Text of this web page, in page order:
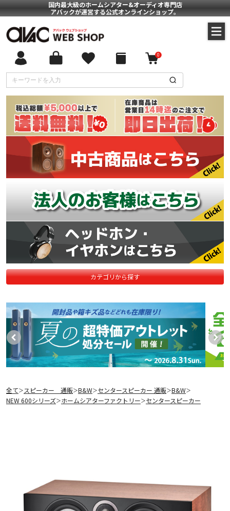
国内最大級のホームシアター&オーディオ専門店
アバックが運営する公式オンラインショップ。
0
カテゴリから探す
全て＞ スピーカー 通販＞B&W＞センタースピーカー 通販＞B&W＞
NEW 600シリーズ＞ホームシアターファクトリー＞センタースピーカー